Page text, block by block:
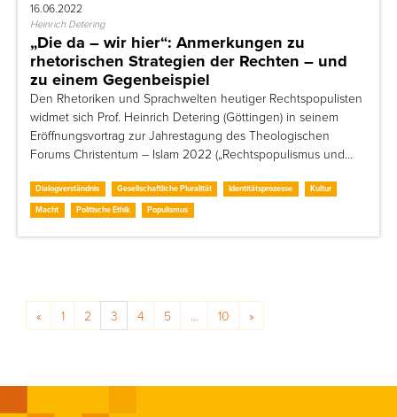
16.06.2022
Heinrich Detering
„Die da – wir hier“: Anmerkungen zu
rhetorischen Strategien der Rechten – und
zu einem Gegenbeispiel
Den Rhetoriken und Sprachwelten heutiger Rechtspopulisten
widmet sich Prof. Heinrich Detering (Göttingen) in seinem
Eröffnungsvortrag zur Jahrestagung des Theologischen
Forums Christentum – Islam 2022 („Rechtspopulismus und…
Dialogverständnis Gesellschaftliche Pluralität Identitätsprozesse
Kultur
Macht
Politische Ethik Populismus
« 1 2 3 4 5 … 10 »